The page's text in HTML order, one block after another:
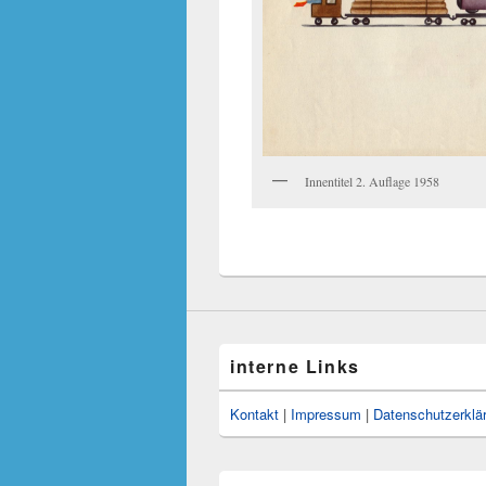
Innentitel 2. Auflage 1958
interne Links
Kontakt | Impressum |